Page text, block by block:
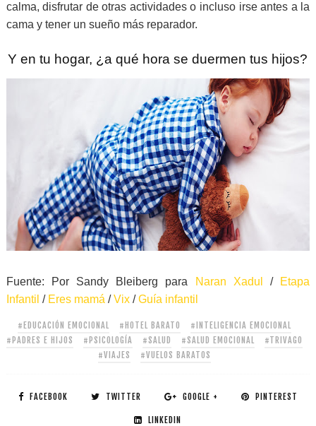
calma, disfrutar de otras actividades o incluso irse antes a la
cama y tener un sueño más reparador.
Y en tu hogar, ¿a qué hora se duermen tus hijos?
Fuente: Por Sandy Bleiberg para Naran Xadul /
Etapa
Infantil / Eres mamá /Vix/Guía infantil
#EDUCACIÓN EMOCIONAL #HOTEL BARATO
#INTELIGENCIA EMOCIONAL
#PADRES E HIJOS
#PSICOLOGÍA #SALUD #SALUD EMOCIONAL
#TRIVAGO
#VIAJES
#VUELOS BARATOS
FACEBOOK TWITTER GOOGLE + PINTEREST
LINKEDIN